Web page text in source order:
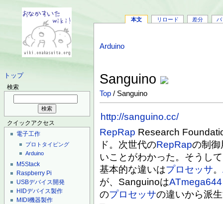
トップ
検索
クイックアクセス
電子工作
プロトタイピング
Arduino
M5Stack
Raspberry Pi
USBデバイス開発
HIDデバイス製作
MIDI機器製作
本文 リロード 差分 バ
Arduino
Sanguino
Top / Sanguino
http://sanguino.cc/
RepRap Research
ド。次世代のRepRapの制御
いことがわかった。そうし
基本的な違いはプロセッサ。
が、SanguinoはATmega644
のプロセッサの違いから派